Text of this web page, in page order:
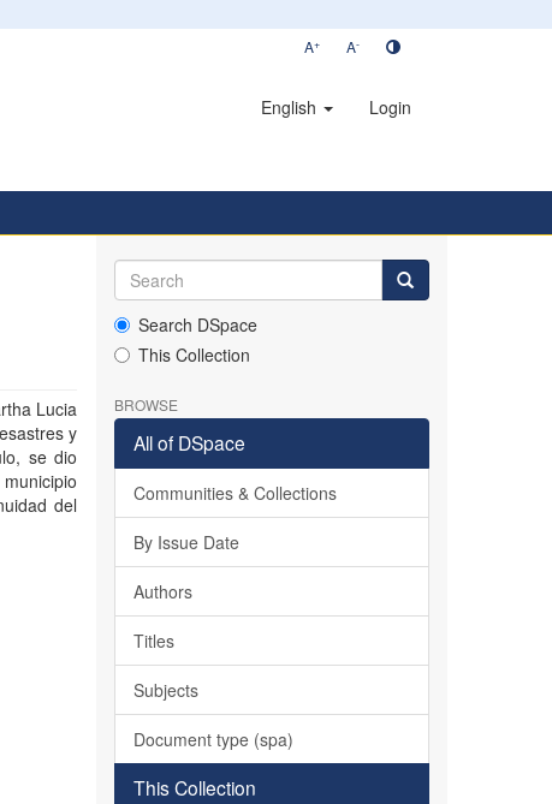
A+ A-
English Login
Lucia
y
se dio
del
Search DSpace
This Collection
BROWSE
All of DSpace
Communities & Collections
By Issue Date
Authors
Titles
Subjects
Document type (spa)
This Collection